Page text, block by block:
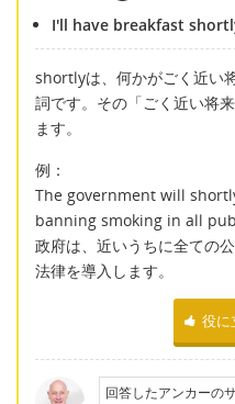
I'll have breakfast
shortlyは、何かがごく近い
詞です。その「ごく近い将
ます。
例：
The government will
banning smoking in all
政府は、近いうちに全ての
法律を導入します。
役に
回答したアンカーの